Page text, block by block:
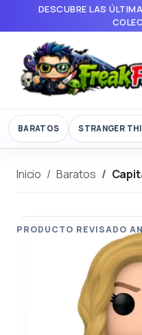
DESCUBRE LAS
BARATOS STRANGER
Inicio Baratos